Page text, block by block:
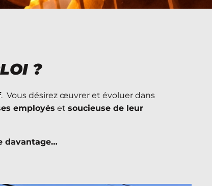
?
. Vous désirez œuvrer et évoluer dans
employés et soucieuse de leur
davantage…